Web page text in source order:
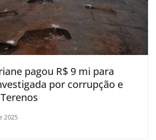
pagou R$ 9 mi para
por corrupção e
2025